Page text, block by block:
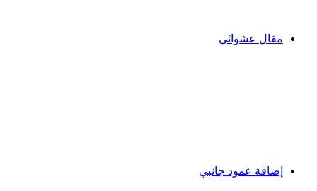
مقال عشوائي
إضافة عمود جانبي